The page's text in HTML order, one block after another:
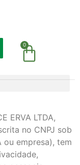
0
ERVA LTDA,
no CNPJ sob
ou empresa), tem